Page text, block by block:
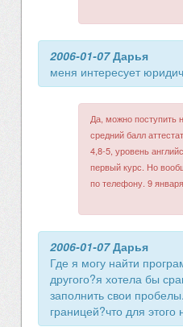
2006-01-07Дарья
меня интересует
Да, можно поступить
средний балл
4,8-5, уровень
первый курс. Но
по телефону. 9
2006-01-07Дарья
Где я могу найти
другого?я хотела бы
заполнить свои
границей?что для